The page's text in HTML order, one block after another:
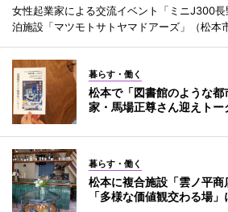
女性起業家による交流イベント「ミニJ300
泊施設「マツモトサトヤマドアーズ」（松本
暮らす・働く
松本で「図書館のような
家・馬場正尊さん迎えトー
暮らす・働く
松本に複合施設「雲ノ平
「多様な価値観交わる場」